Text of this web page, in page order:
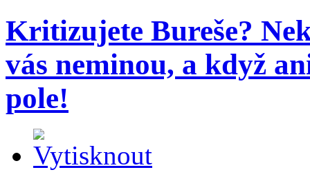
Kritizujete Bureše?
vás neminou, a když
pole!